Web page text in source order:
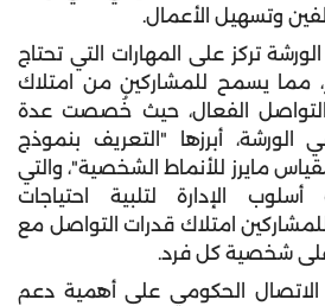
وتسهيل الأعمال.
تركز على المهارات التي تحتاج
مما يسمح للمشاركين من امتلاك
الفعال، حيث خُصصت عدة
أبرزها "التعريف بنموذج
360" و"مقياس مايرز للأنماط الشخصية"، والتي
الإدارة لتلبية احتياجات
امتلاك قدرات التواصل مع
على شخصية كل فرد.
الاتصال الحكومي على أهمية دعم